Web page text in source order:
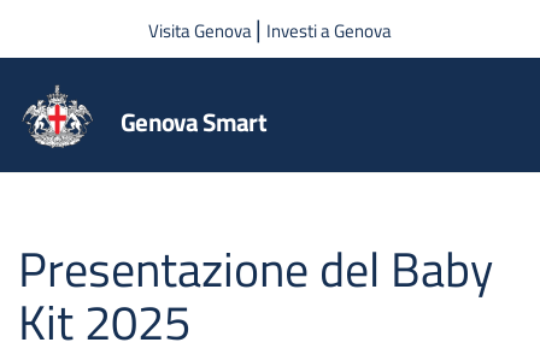
Salta al contenuto principale
Visita Genova| Investi a Genova
Genova Smart
Presentazione del Baby
Kit 2025